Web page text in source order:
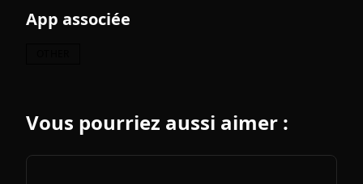
App associée
Vous pourriez aussi aimer :